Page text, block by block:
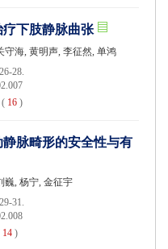
下肢静脉曲张
守海, 黄明声, 李征然, 单鸿
28.
( 16 )
脉畸形的安全性与有
巍, 杨宁, 金征宇
31.
14 )